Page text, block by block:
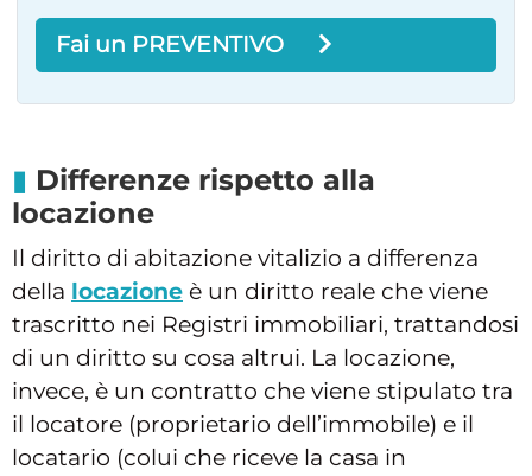
Fai un PREVENTIVO
Differenze rispetto alla
locazione
Il diritto di abitazione vitalizio a differenza
della locazione è un diritto reale che viene
trascritto nei Registri immobiliari, trattandosi
di un diritto su cosa altrui. La locazione,
invece, è un contratto che viene stipulato tra
il locatore (proprietario dell’immobile) e il
locatario (colui che riceve la casa in